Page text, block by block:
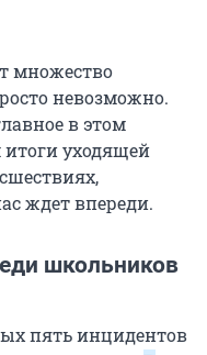
множество
невозможно.
в этом
итоги уходящей
ждет впереди.
школьников
пять инцидентов